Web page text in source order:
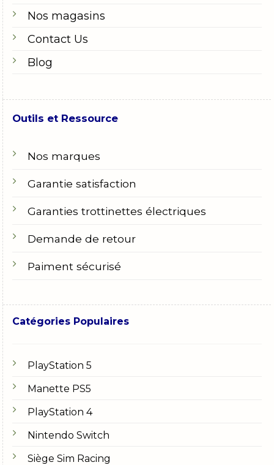
Nos magasins
Contact Us
Blog
Outils et Ressource
Nos marques
Garantie satisfaction
Garanties trottinettes électriques
Demande de retour
Paiment sécurisé
Catégories Populaires
PlayStation 5
Manette PS5
PlayStation 4
Nintendo Switch
Siège Sim Racing